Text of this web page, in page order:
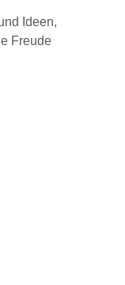
Ideen,
Freude